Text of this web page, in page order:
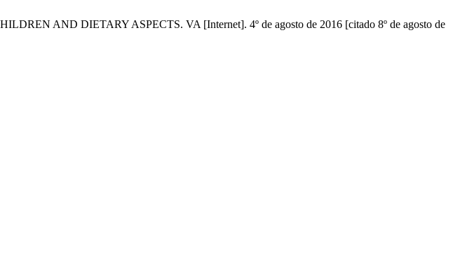
AND DIETARY ASPECTS. VA [Internet]. 4º de agosto de 2016 [citado 8º de agosto de